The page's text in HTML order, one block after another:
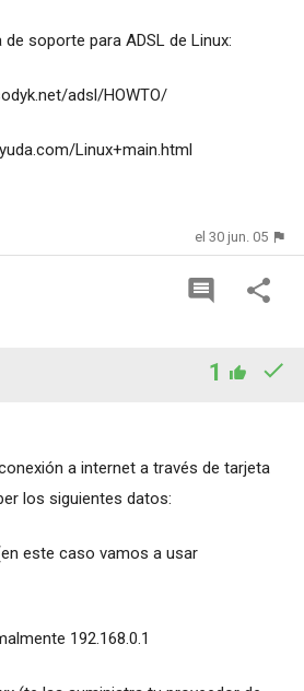
soporte para ADSL de Linux:
adsl/HOWTO/
Linux+main.html
el 30 jun. 05
1
a internet a través de tarjeta
los siguientes datos:
este caso vamos a usar
192.168.0.1